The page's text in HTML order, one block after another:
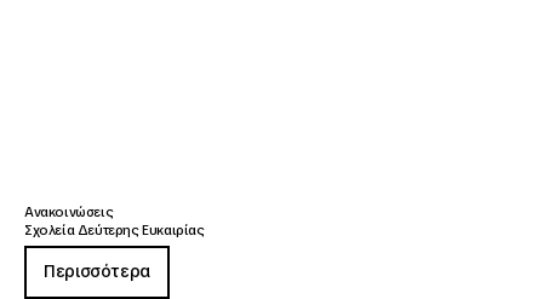
Ανακοινώσεις
Σχολεία Δεύτερης Ευκαιρίας
Περισσότερα